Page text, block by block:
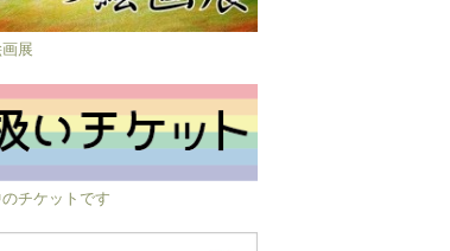
展
チケットです